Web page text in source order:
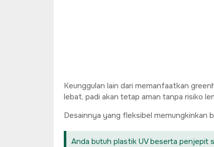
Keunggulan lain dari memanfaatkan
lebat, padi akan tetap aman tanpa risiko
Desainnya yang fleksibel memungkinkan
Anda butuh plastik UV beserta penjepit